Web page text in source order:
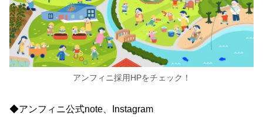
アンフィニ採用HPをチェック！
◆アンフィニ公式note、Instagram